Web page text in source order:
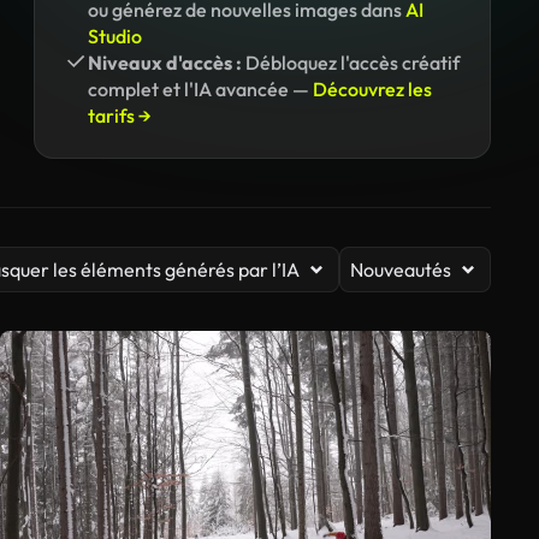
ou générez de nouvelles images dansAI
Studio
Niveaux d'accès : Débloquez l'accès créatif
complet et l'IA avancée — Découvrez les
tarifs →
les éléments générés par l’IA Nouveautés